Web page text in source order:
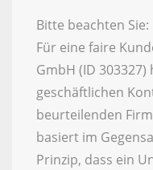
Bitte beachten Sie:
Für eine faire
GmbH (ID
geschäftlichen
beurteilenden
basiert im
Prinzip, dass ein